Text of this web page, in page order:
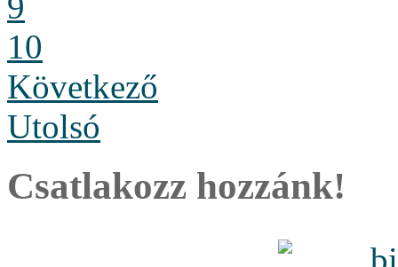
10
Következő
Utolsó
Csatlakozz hozzánk!